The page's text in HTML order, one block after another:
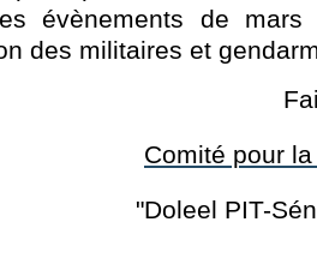
évènements de
des militaires et
Comité pour
"Doleel PIT-